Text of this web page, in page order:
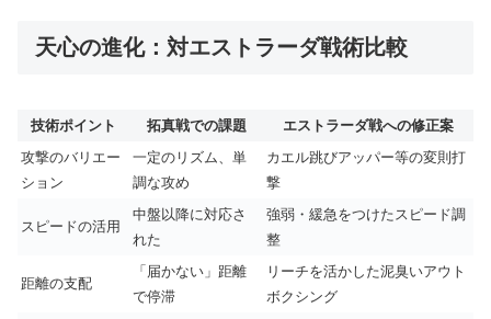
天心の進化：対エストラーダ戦術比較
技術ポイント 拓真戦での課題
エストラーダ戦への修正案
攻撃のバリエー
ション
一定のリズム、単
調な攻め
カエル跳びアッパー等の変則打
撃
スピードの活用
中盤以降に対応さ
れた
強弱・緩急をつけたスピード調
整
距離の支配
「届かない」距離
で停滞
リーチを活かした泥臭いアウト
ボクシング